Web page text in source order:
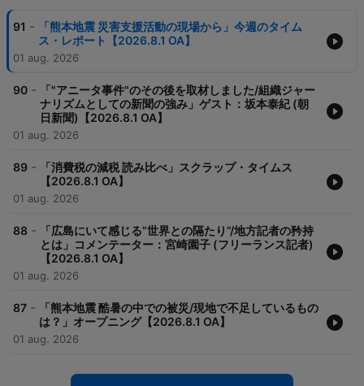
91 -
「熊本地震 災害支援活動の現場から」今週のタイム
ス・レポート【2026.8.1 OA】
01 aug. 2026
90 -
「"アニータ事件"のその後を取材しました/組織ジャー
ナリズムとしての新聞の強み」ゲスト：坂本泰紀 (朝
日新聞)【2026.8.1 OA】
01 aug. 2026
89 -
「消費税の減税 読み比べ」スクラップ・タイムス
【2026.8.1 OA】
01 aug. 2026
88 -
「広島にいて感じる”世界との隔たり”/地方記者の矜持
とは」コメンテーター：宮崎園子 (フリーランス記者)
【2026.8.1 OA】
01 aug. 2026
87 -
「熊本地震 酷暑の中での被災/現地で不足しているもの
は？」オープニング【2026.8.1 OA】
01 aug. 2026